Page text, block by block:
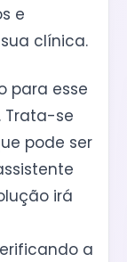
e
clínica.
para esse
. Trata-se
pode ser
irá
a